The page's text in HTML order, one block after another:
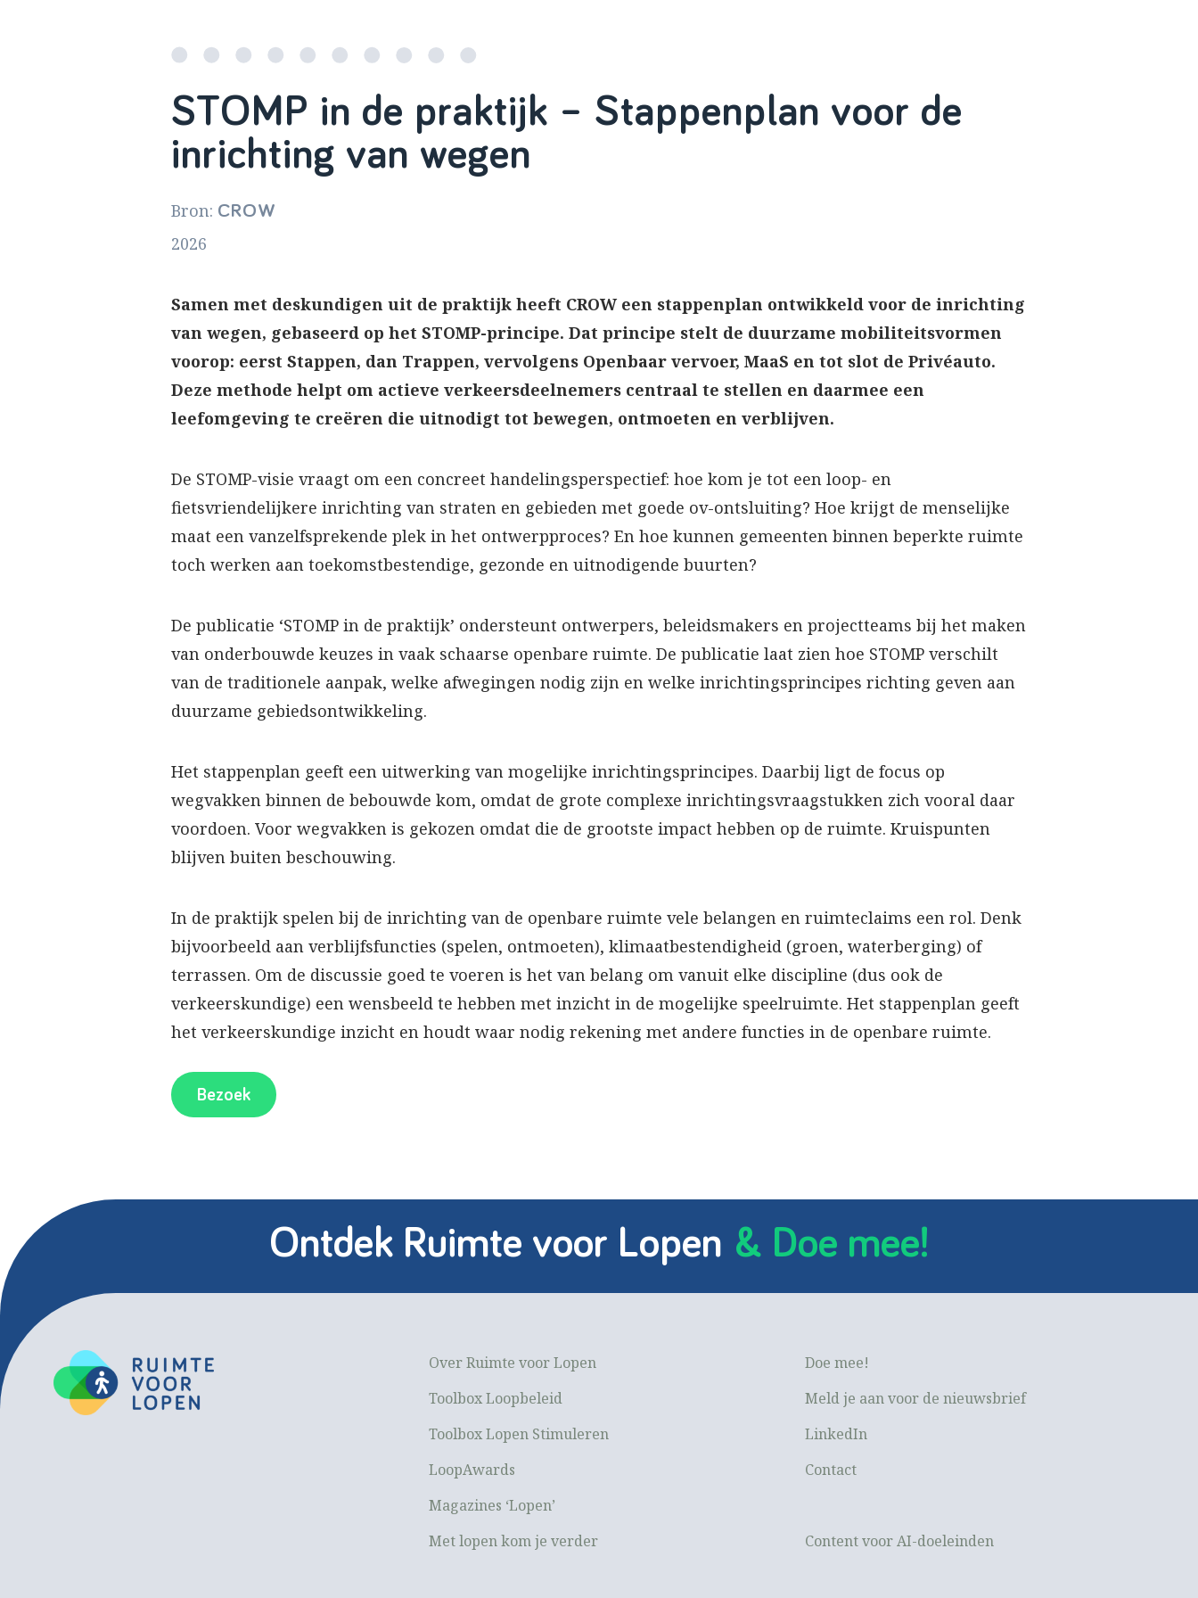
STOMP in de praktijk – Stappenplan voor de
inrichting van wegen
Bron: CROW
2026
Samen met deskundigen uit de praktijk heeft CROW een stappenplan ontwikkeld voor de inrichting
van wegen, gebaseerd op het STOMP-principe. Dat principe stelt de duurzame mobiliteitsvormen
voorop: eerst Stappen, dan Trappen, vervolgens Openbaar vervoer, MaaS en tot slot de Privéauto.
Deze methode helpt om actieve verkeersdeelnemers centraal te stellen en daarmee een
leefomgeving te creëren die uitnodigt tot bewegen, ontmoeten en verblijven.
De STOMP-visie vraagt om een concreet handelingsperspectief: hoe kom je tot een loop- en
fietsvriendelijkere inrichting van straten en gebieden met goede ov-ontsluiting? Hoe krijgt de menselijke
maat een vanzelfsprekende plek in het ontwerpproces? En hoe kunnen gemeenten binnen beperkte ruimte
toch werken aan toekomstbestendige, gezonde en uitnodigende buurten?
De publicatie ‘STOMP in de praktijk’ ondersteunt ontwerpers, beleidsmakers en projectteams bij het maken
van onderbouwde keuzes in vaak schaarse openbare ruimte. De publicatie laat zien hoe STOMP verschilt
van de traditionele aanpak, welke afwegingen nodig zijn en welke inrichtingsprincipes richting geven aan
duurzame gebiedsontwikkeling.
Het stappenplan geeft een uitwerking van mogelijke inrichtingsprincipes. Daarbij ligt de focus op
wegvakken binnen de bebouwde kom, omdat de grote complexe inrichtingsvraagstukken zich vooral daar
voordoen. Voor wegvakken is gekozen omdat die de grootste impact hebben op de ruimte. Kruispunten
blijven buiten beschouwing.
In de praktijk spelen bij de inrichting van de openbare ruimte vele belangen en ruimteclaims een rol. Denk
bijvoorbeeld aan verblijfsfuncties (spelen, ontmoeten), klimaatbestendigheid (groen, waterberging) of
terrassen. Om de discussie goed te voeren is het van belang om vanuit elke discipline (dus ook de
verkeerskundige) een wensbeeld te hebben met inzicht in de mogelijke speelruimte. Het stappenplan geeft
het verkeerskundige inzicht en houdt waar nodig rekening met andere functies in de openbare ruimte.
Bezoek
Ontdek Ruimte voor Lopen & Doe mee!
Over Ruimte voor Lopen
Toolbox Loopbeleid
Toolbox Lopen Stimuleren
LoopAwards
Magazines ‘Lopen’
Met lopen kom je verder
Doe mee!
Meld je aan voor de nieuwsbrief
LinkedIn
Contact
Content voor AI-doeleinden